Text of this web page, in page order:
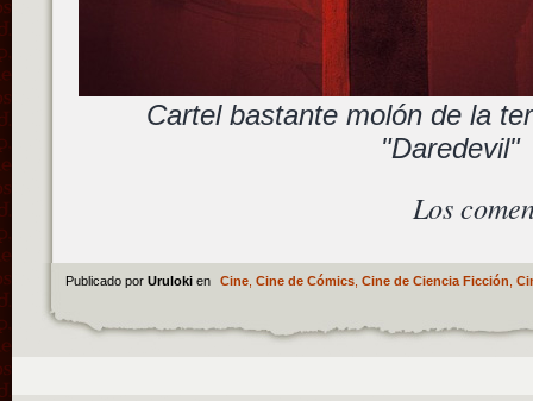
Cartel bastante molón de la
"Daredevil"
Los
Publicado por Uruloki en Cine, Cine de Cómics, Cine de Ciencia Ficción